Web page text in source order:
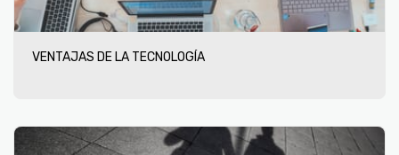
VENTAJAS DE LA TECNOLOGÍA